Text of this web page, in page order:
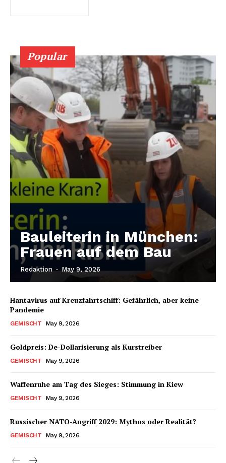
Popular
Bauleiterin in München:
Frauen auf dem Bau
Redaktion - May 9, 2026
Hantavirus auf Kreuzfahrtschiff: Gefährlich, aber keine
Pandemie
GEMISCHT May 9, 2026
Goldpreis: De-Dollarisierung als Kurstreiber
GEMISCHT May 9, 2026
Waffenruhe am Tag des Sieges: Stimmung in Kiew
GEMISCHT May 9, 2026
Russischer NATO-Angriff 2029: Mythos oder Realität?
GEMISCHT May 9, 2026